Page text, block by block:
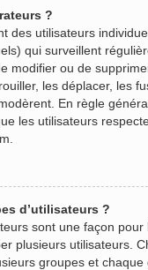
?
des utilisateurs
qui surveillent
modifier ou de
les déplacer, les
En règle
les utilisateurs
d’utilisateurs ?
sont une façon
plusieurs utilisateurs.
groupes et